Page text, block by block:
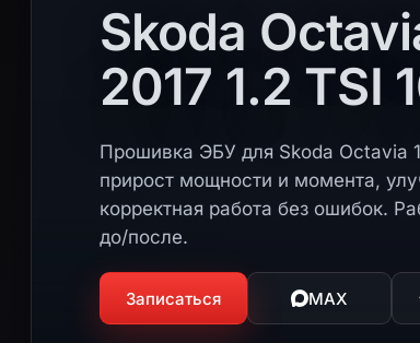
Skoda
2017 1.2 TSI
Прошивка ЭБУ для Skoda Octavia
прирост мощности и момента,
корректная работа без ошибок.
до/после.
Записаться MAX